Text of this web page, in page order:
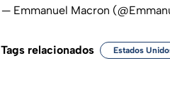
— Emmanuel Macron
Tags relacionados Estados